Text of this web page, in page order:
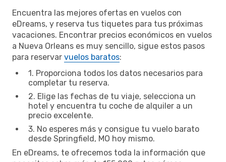
Encuentra las mejores ofertas en vuelos con
eDreams, y reserva tus tiquetes para tus próximas
vacaciones. Encontrar precios económicos en vuelos
a Nueva Orleans es muy sencillo, sigue estos pasos
para reservar vuelos baratos:
1. Proporciona todos los datos necesarios para
completar tu reserva.
2. Elige las fechas de tu viaje, selecciona un
hotel y encuentra tu coche de alquiler a un
precio excelente.
3. No esperes más y consigue tu vuelo barato
desde Springfield, MO hoy mismo.
En eDreams, te ofrecemos toda la información que